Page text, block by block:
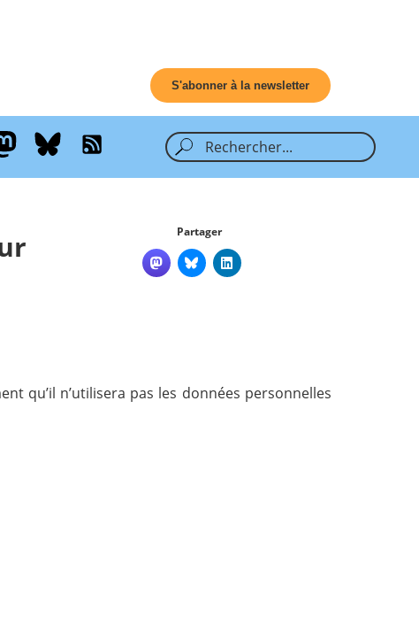
S'abonner à la newsletter
Partager
qu’il n’utilisera pas les données personnelles